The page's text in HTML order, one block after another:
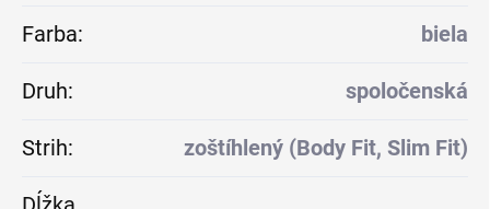
Farba: biela
Druh: spoločenská
Strih: zoštíhlený (Body Fit, Slim Fit)